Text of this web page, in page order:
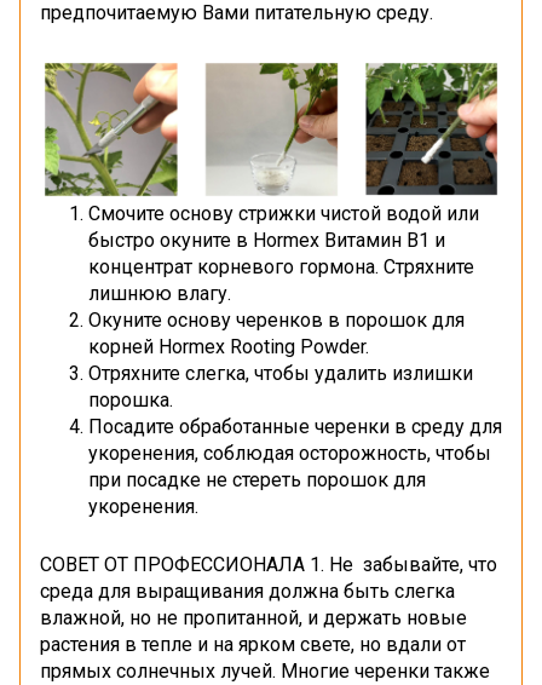
предпочитаемую Вами питательную среду.
Смочите основу стрижки чистой водой или
быстро окуните в Hormex Витамин B1 и
концентрат корневого гормона. Стряхните
лишнюю влагу.
Окуните основу черенков в порошок для
корней Hormex Rooting Powder.
Отряхните слегка, чтобы удалить излишки
порошка.
Посадите обработанные черенки в среду для
укоренения, соблюдая осторожность, чтобы
при посадке не стереть порошок для
укоренения.
СОВЕТ ОТ ПРОФЕССИОНАЛА 1. Не забывайте, что
среда для выращивания должна быть слегка
влажной, но не пропитанной, и держать новые
растения в тепле и на ярком свете, но вдали от
прямых солнечных лучей. Многие черенки также